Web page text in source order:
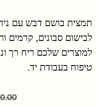
תמצית בושם דבש עם
לבישום סבונים, קרמים
למוצרים שלכם ריח רך
טיפוח בעבודת יד.